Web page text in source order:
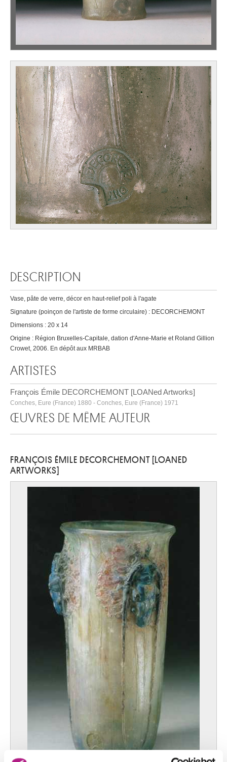
DESCRIPTION
Vase, pâte de verre, décor en haut-relief poli à l'agate
Signature (poinçon de l'artiste de forme circulaire) : DECORCHEMONT
Dimensions : 20 x 14
Origine : Région Bruxelles-Capitale, dation d'Anne-Marie et Roland Gillion
Crowet, 2006. En dépôt aux MRBAB
ARTISTES
François Émile DECORCHEMONT [LOANed Artworks]
Conches, Eure (France) 1880 - Conches, Eure (France) 1971
ŒUVRES DE MÊME AUTEUR
FRANÇOIS ÉMILE DECORCHEMONT [LOANED
ARTWORKS]